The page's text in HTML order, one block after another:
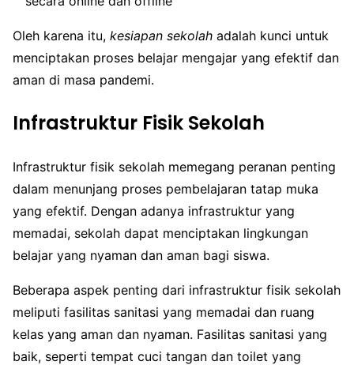
Oleh karena itu, kesiapan sekolah adalah kunci untuk
menciptakan proses belajar mengajar yang efektif dan
aman di masa pandemi.
Infrastruktur Fisik Sekolah
Infrastruktur fisik sekolah memegang peranan penting
dalam menunjang proses pembelajaran tatap muka
yang efektif. Dengan adanya infrastruktur yang
memadai, sekolah dapat menciptakan lingkungan
belajar yang nyaman dan aman bagi siswa.
Beberapa aspek penting dari infrastruktur fisik sekolah
meliputi fasilitas sanitasi yang memadai dan ruang
kelas yang aman dan nyaman. Fasilitas sanitasi yang
baik, seperti tempat cuci tangan dan toilet yang